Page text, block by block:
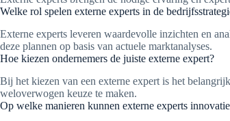
Welke rol spelen externe experts in de
Externe experts leveren waardevolle inzichten en
deze plannen op basis van actuele marktanalyses.
Hoe kiezen ondernemers de juiste externe expert?
Bij het kiezen van een externe expert is het
weloverwogen keuze te maken.
Op welke manieren kunnen externe experts